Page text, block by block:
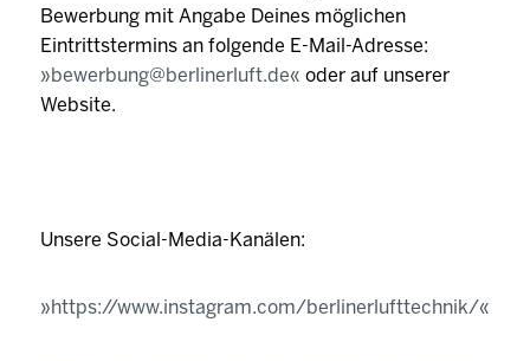
Bewerbung mit Angabe Deines möglichen
Eintrittstermins an folgende E-Mail-Adresse:
bewerbung@berlinerluft.de
oder auf unserer
Website.
Unsere Social-Media-Kanälen:
https://www.instagram.com/berlinerlufttechnik/